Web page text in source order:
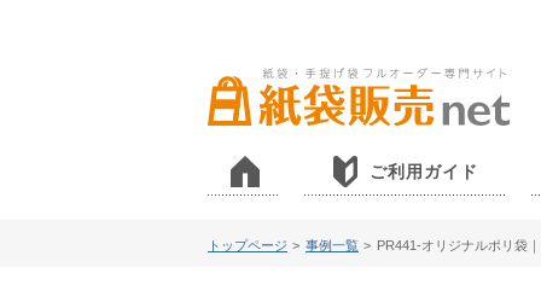
ご利用ガイド
トップページ > 事例一覧 > PR441-オリジナルポリ袋